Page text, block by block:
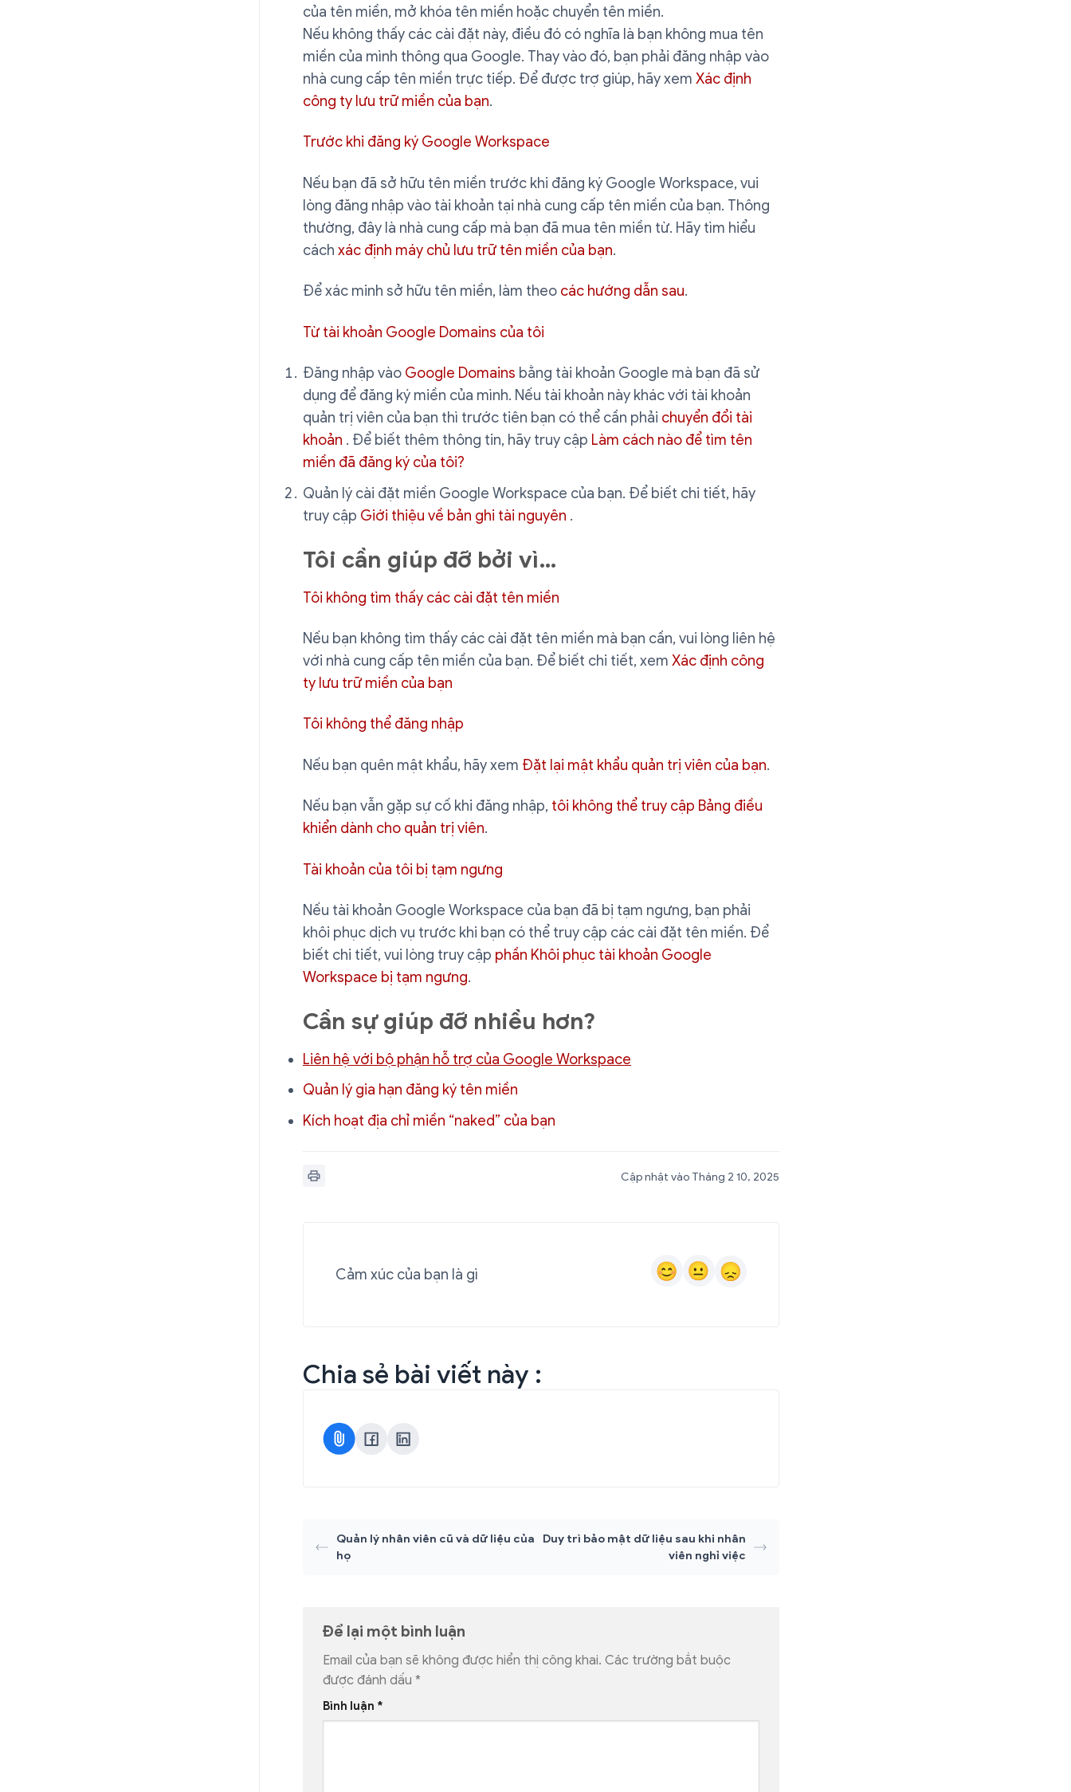
của tên miền, mở khóa tên miền hoặc chuyển tên miền.
Nếu không thấy các cài đặt này, điều đó có nghĩa là bạn không mua tên
miền của mình thông qua Google. Thay vào đó, bạn phải đăng nhập vào
nhà cung cấp tên miền trực tiếp. Để được trợ giúp, hãy xem Xác định
công ty lưu trữ miền của bạn.
Trước khi đăng ký Google Workspace
Nếu bạn đã sở hữu tên miền trước khi đăng ký Google Workspace, vui
lòng đăng nhập vào tài khoản tại nhà cung cấp tên miền của bạn. Thông
thường, đây là nhà cung cấp mà bạn đã mua tên miền từ. Hãy tìm hiểu
cách xác định máy chủ lưu trữ tên miền của bạn.
Để xác minh sở hữu tên miền, làm theo các hướng dẫn sau.
Từ tài khoản Google Domains của tôi
Đăng nhập vào Google Domains bằng tài khoản Google mà bạn đã sử
dụng để đăng ký miền của mình. Nếu tài khoản này khác với tài khoản
quản trị viên của bạn thì trước tiên bạn có thể cần phải chuyển đổi tài
khoản . Để biết thêm thông tin, hãy truy cập Làm cách nào để tìm tên
miền đã đăng ký của tôi?
Quản lý cài đặt miền Google Workspace của bạn. Để biết chi tiết, hãy
truy cập Giới thiệu về bản ghi tài nguyên .
Tôi cần giúp đỡ bởi vì…
Tôi không tìm thấy các cài đặt tên miền
Nếu bạn không tìm thấy các cài đặt tên miền mà bạn cần, vui lòng liên hệ
với nhà cung cấp tên miền của bạn. Để biết chi tiết, xem Xác định công
ty lưu trữ miền của bạn
Tôi không thể đăng nhập
Nếu bạn quên mật khẩu, hãy xem Đặt lại mật khẩu quản trị viên của bạn.
Nếu bạn vẫn gặp sự cố khi đăng nhập, tôi không thể truy cập Bảng điều
khiển dành cho quản trị viên.
Tài khoản của tôi bị tạm ngưng
Nếu tài khoản Google Workspace của bạn đã bị tạm ngưng, bạn phải
khôi phục dịch vụ trước khi bạn có thể truy cập các cài đặt tên miền. Để
biết chi tiết, vui lòng truy cập phần Khôi phục tài khoản Google
Workspace bị tạm ngưng.
Cần sự giúp đỡ nhiều hơn?
Liên hệ với bộ phận hỗ trợ của Google Workspace
Quản lý gia hạn đăng ký tên miền
Kích hoạt địa chỉ miền “naked” của bạn
Cập nhật vào Tháng 2 10, 2025
Cảm xúc của bạn là gì
Chia sẻ bài viết này :
Quản lý nhân viên cũ và dữ liệu của
họ
Duy trì bảo mật dữ liệu sau khi nhân
viên nghỉ việc
Để lại một bình luận
Email của bạn sẽ không được hiển thị công khai. Các trường bắt buộc
được đánh dấu *
Bình luận *